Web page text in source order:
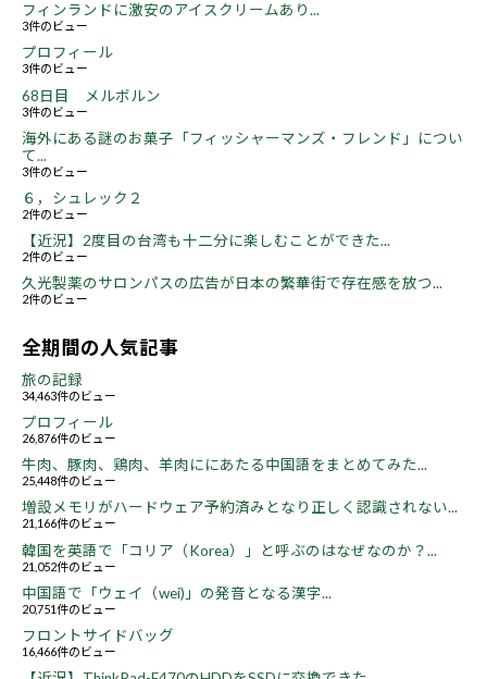
フィンランドに激安のアイスクリームあり...
3件のビュー
プロフィール
3件のビュー
68日目 メルボルン
3件のビュー
海外にある謎のお菓子「フィッシャーマンズ・フレンド」につい
て...
3件のビュー
６，シュレック２
2件のビュー
【近況】2度目の台湾も十二分に楽しむことができた...
2件のビュー
久光製薬のサロンパスの広告が日本の繁華街で存在感を放つ...
2件のビュー
全期間の人気記事
旅の記録
34,463件のビュー
プロフィール
26,876件のビュー
牛肉、豚肉、鶏肉、羊肉ににあたる中国語をまとめてみた...
25,448件のビュー
増設メモリがハードウェア予約済みとなり正しく認識されない...
21,166件のビュー
韓国を英語で「コリア（Korea）」と呼ぶのはなぜなのか？...
21,052件のビュー
中国語で「ウェイ（wei)」の発音となる漢字...
20,751件のビュー
フロントサイドバッグ
16,466件のビュー